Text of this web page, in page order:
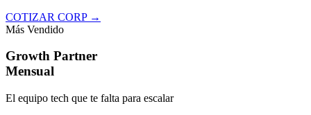
COTIZAR CORP →
Más Vendido
Growth Partner
Mensual
El equipo tech que te falta para escalar